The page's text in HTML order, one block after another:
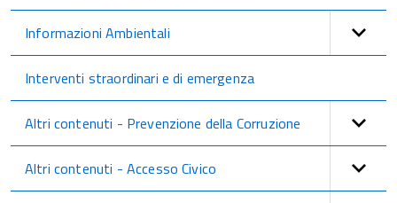
Informazioni Ambientali
Interventi straordinari e di emergenza
Altri contenuti - Prevenzione della Corruzione
Altri contenuti - Accesso Civico